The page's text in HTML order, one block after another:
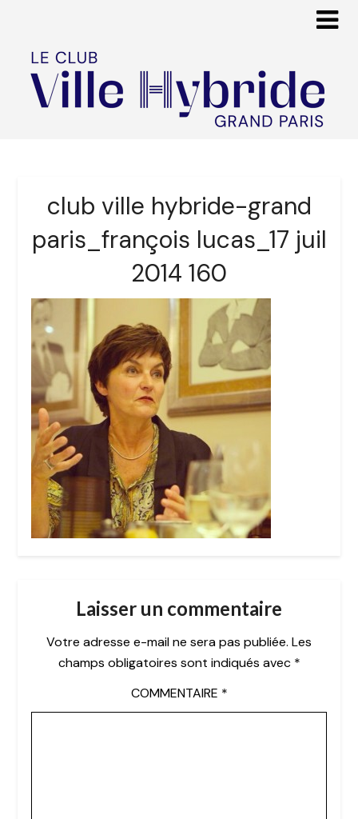
club ville hybride-grand
paris_françois lucas_17 juil
2014 160
Laisser un commentaire
Votre adresse e-mail ne sera pas publiée. Les
champs obligatoires sont indiqués avec *
COMMENTAIRE *